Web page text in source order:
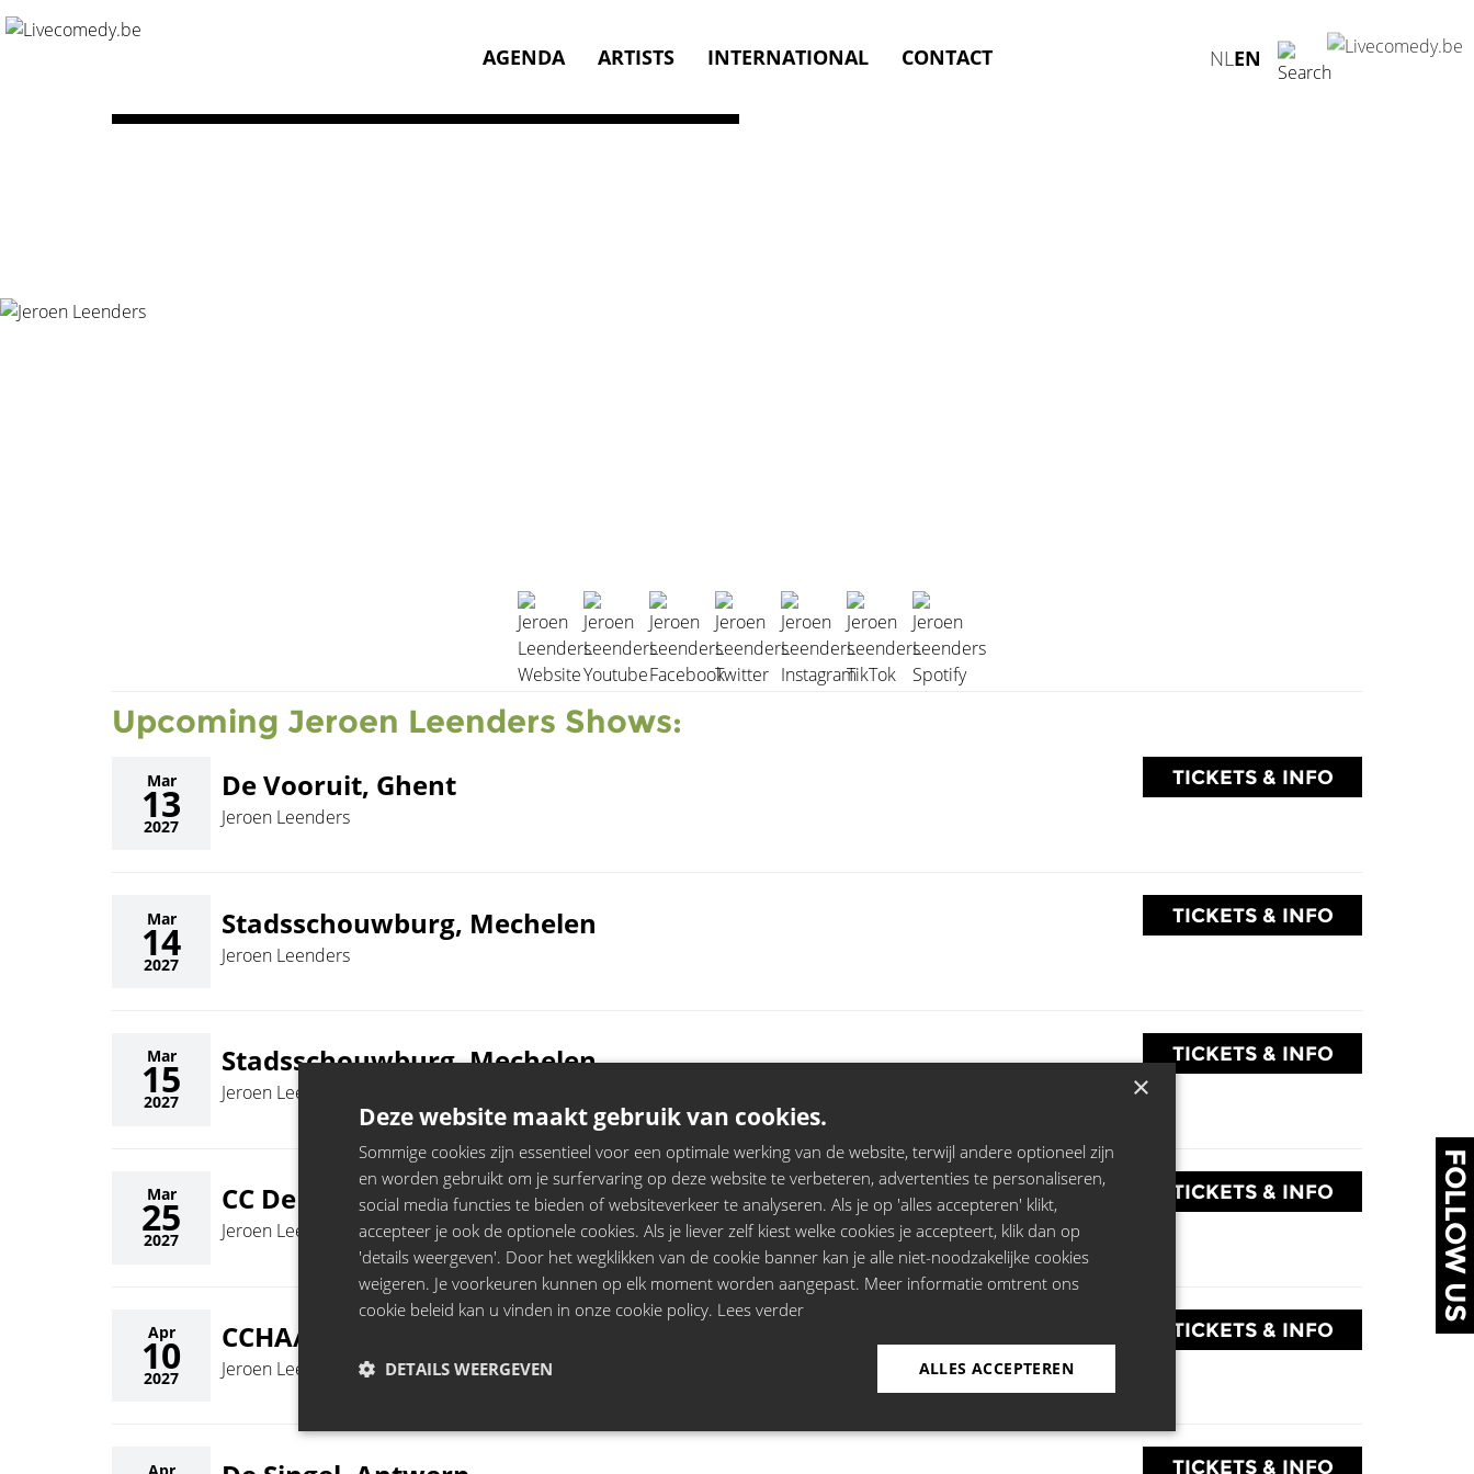
AGENDA ARTISTS INTERNATIONAL CONTACT NL EN
Home
Upcoming Jeroen Leenders Shows:
Mar
13
2027
De Vooruit, Ghent
Jeroen Leenders
TICKETS & INFO
Mar
14
2027
Stadsschouwburg, Mechelen
Jeroen Leenders
TICKETS & INFO
Mar
15
2027
Stadsschouwburg, Mechelen
Jeroen Leenders
TICKETS & INFO
Mar
25
2027
CC De Schakel, Waregem
Jeroen Leenders
TICKETS & INFO
Apr
10
2027
CCHA/cultuurcentrum, Hasselt
Jeroen Leenders
TICKETS & INFO
Apr TICKETS & INFO
FOLLOW US
×
Deze website maakt gebruik van cookies.
Sommige cookies zijn essentieel voor een optimale werking van de website, terwijl andere optioneel zijn
en worden gebruikt om je surfervaring op deze website te verbeteren, advertenties te personaliseren,
social media functies te bieden of websiteverkeer te analyseren. Als je op 'alles accepteren' klikt,
accepteer je ook de optionele cookies. Als je liever zelf kiest welke cookies je accepteert, klik dan op
'details weergeven'. Door het wegklikken van de cookie banner kan je alle niet-noodzakelijke cookies
weigeren. Je voorkeuren kunnen op elk moment worden aangepast. Meer informatie omtrent ons
cookie beleid kan u vinden in onze cookie policy. Lees verder
ALLES ACCEPTEREN
DETAILS WEERGEVEN